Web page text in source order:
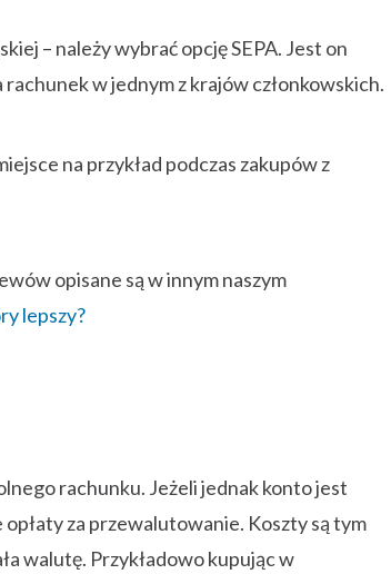
– należy wybrać opcję SEPA. Jest on
w jednym z krajów członkowskich.
na przykład podczas zakupów z
opisane są w innym naszym
lepszy?
rachunku. Jeżeli jednak konto jest
za przewalutowanie. Koszty są tym
walutę. Przykładowo kupując w